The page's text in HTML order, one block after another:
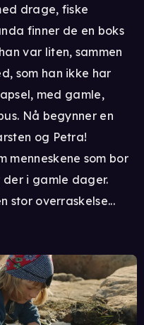
drage, fiske
finner de en boks
var liten, sammen
som han ikke har
med gamle,
Nå begynner en
og Petra!
menneskene som bor
i gamle dager.
stor overraskelse...